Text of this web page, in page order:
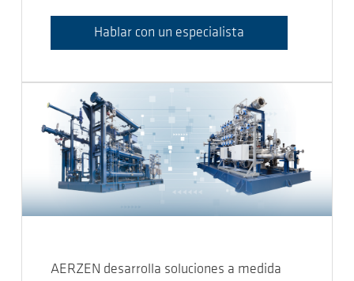
Hablar con un especialista
AERZEN desarrolla soluciones a medida